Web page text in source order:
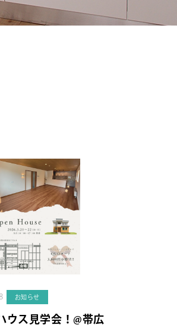
お知らせ
ウス見学会！@帯広